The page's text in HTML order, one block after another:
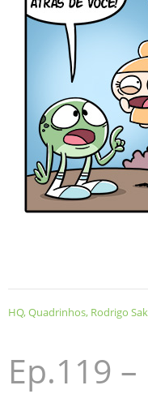
HQ,Quadrinhos, Rodrigo
Ep.119